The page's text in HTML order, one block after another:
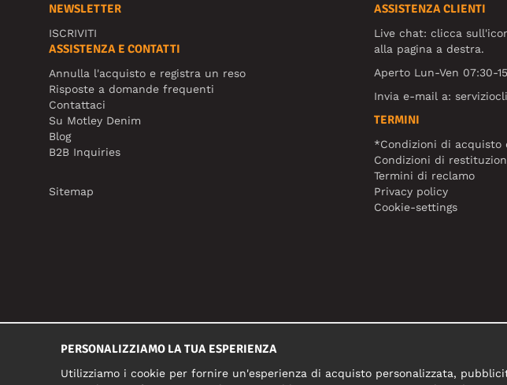
NEWSLETTER
ISCRIVITI
ASSISTENZA E CONTATTI
Annulla l'acquisto e registra un reso
Risposte a domande frequenti
Contattaci
Su Motley Denim
Blog
B2B Inquiries
Sitemap
ASSISTENZA CLIENTI
Live chat: clicca
alla pagina a destra.
Aperto Lun-Ven 07:30-
Invia e-mail a:
TERMINI
*Condizioni di acquisto
Condizioni di
Termini di reclamo
Privacy policy
Cookie-settings
PERSONALIZZIAMO LA TUA ESPERIENZA
Utilizziamo i cookie per fornire un'esperienza di acquisto personalizzata,